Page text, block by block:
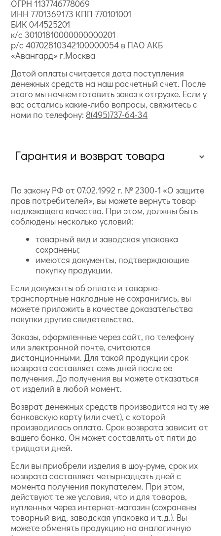
ОГРН 1137746778069
ИНН 7701369173 КПП 770101001
БИК 044525201
к/с 30101810000000000201
р/с 40702810342100000054 в ПАО АКБ
«Авангард» г.Москва
Датой оплаты считается дата поступления
денежных средств на наш расчетный счет. После
этого мы начнем готовить заказ к отгрузке. Если у
вас остались какие-либо вопросы, свяжитесь с
нами по телефону: 8(495)737-64-34
Гарантия и возврат товара
По закону РФ от 07.02.1992 г. № 2300-1 «О защите
прав потребителей», вы можете вернуть товар
надлежащего качества. При этом, должны быть
соблюдены несколько условий:
товарный вид и заводская упаковка
сохранены;
имеются документы, подтверждающие
покупку продукции.
Если документы об оплате и товарно-
транспортные накладные не сохранились, вы
можете приложить в качестве доказательства
покупки другие свидетельства.
Заказы, оформленные через сайт, по телефону
или электронной почте, считаются
дистанционными. Для такой продукции срок
возврата составляет семь дней после ее
получения. До получения вы можете отказаться
от изделий в любой момент.
Возврат денежных средств производится на ту же
банковскую карту (или счет), с которой
производилась оплата. Срок возврата зависит от
вашего банка. Он может составлять от пяти до
тридцати дней.
Если вы приобрели изделия в шоу-руме, срок их
возврата составляет четырнадцать дней с
момента получения покупателем. При этом,
действуют те же условия, что и для товаров,
купленных через интернет-магазин (сохранены
товарный вид, заводская упаковка и т.д.). Вы
можете обменять продукцию на аналогичную